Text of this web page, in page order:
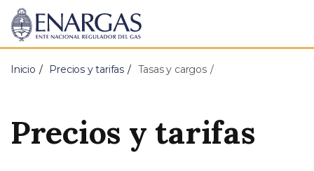
ENARGAS
Ente
Nacional
del
Inicio Precios y tarifas Tasas y cargos
Precios y tarifas